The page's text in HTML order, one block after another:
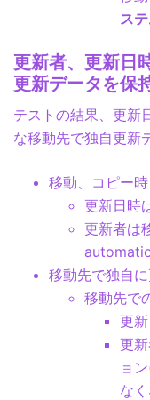
ステ
更新者、更新日
更新データを保
テストの結果、更新
な移動先で独自更新
移動、コピー時
更新日時
更新者は
移動先で独自
移動先で
更
更
ョ
なく